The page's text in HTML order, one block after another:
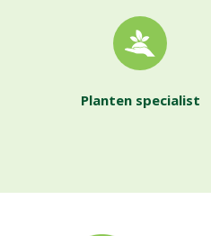
Planten specialist